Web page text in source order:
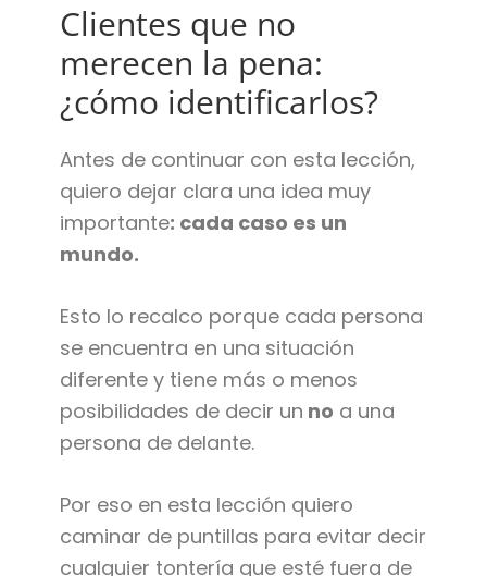
Clientes que no
merecen la pena:
¿cómo identificarlos?
Antes de continuar con esta lección,
quiero dejar clara una idea muy
importante: cada caso es un
mundo.
Esto lo recalco porque cada persona
se encuentra en una situación
diferente y tiene más o menos
posibilidades de decir un no a una
persona de delante.
Por eso en esta lección quiero
caminar de puntillas para evitar decir
cualquier tontería que esté fuera de